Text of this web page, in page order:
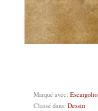
Marqué avec: Escargolio
Classé dans: Dessin